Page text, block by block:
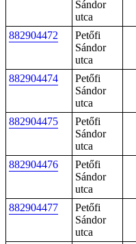
Sándor
utca
882904472
Petőfi
Sándor
utca
882904474
Petőfi
Sándor
utca
882904475
Petőfi
Sándor
utca
882904476
Petőfi
Sándor
utca
882904477
Petőfi
Sándor
utca